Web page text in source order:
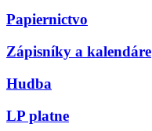
Papiernictvo
Zápisníky a kalendáre
Hudba
LP platne